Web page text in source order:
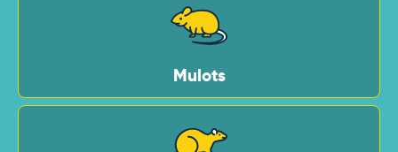
Mulots